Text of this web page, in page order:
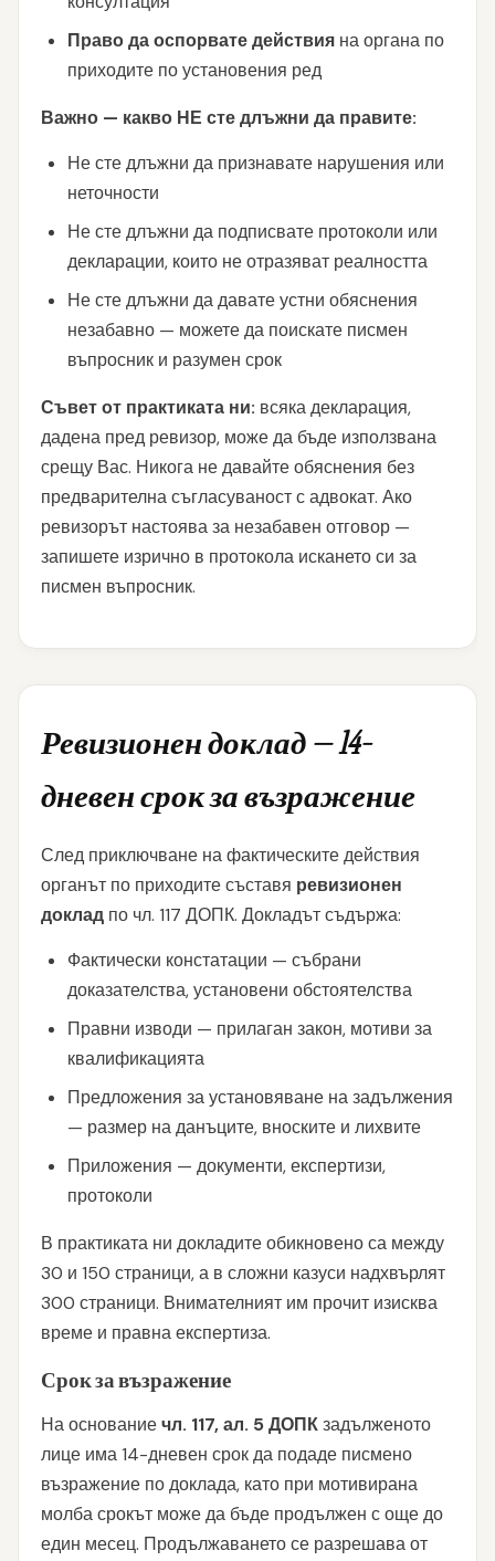
Право да оспорвате действия на органа по
приходите по установения ред
Важно — какво НЕ сте длъжни да правите:
Не сте длъжни да признавате нарушения или
неточности
Не сте длъжни да подписвате протоколи или
декларации, които не отразяват реалността
Не сте длъжни да давате устни обяснения
незабавно — можете да поискате писмен
въпросник и разумен срок
Съвет от практиката ни: всяка декларация,
дадена пред ревизор, може да бъде използвана
срещу Вас. Никога не давайте обяснения без
предварителна съгласуваност с адвокат. Ако
ревизорът настоява за незабавен отговор —
запишете изрично в протокола искането си за
писмен въпросник.
Ревизионен доклад — 14-
дневен срок за възражение
След приключване на фактическите действия
органът по приходите съставя ревизионен
доклад по чл. 117 ДОПК. Докладът съдържа:
Фактически констатации — събрани
доказателства, установени обстоятелства
Правни изводи — прилаган закон, мотиви за
квалификацията
Предложения за установяване на задължения
— размер на данъците, вноските и лихвите
Приложения — документи, експертизи,
протоколи
В практиката ни докладите обикновено са между
30 и 150 страници, а в сложни казуси надхвърлят
300 страници. Внимателният им прочит изисква
време и правна експертиза.
Срок за възражение
На основаниечл. 117, ал. 5 ДОПКзадълженото
лице има 14-дневен срок да подаде писмено
възражение по доклада, като при мотивирана
молба срокът може да бъде продължен с още до
един месец. Продължаването се разрешава от